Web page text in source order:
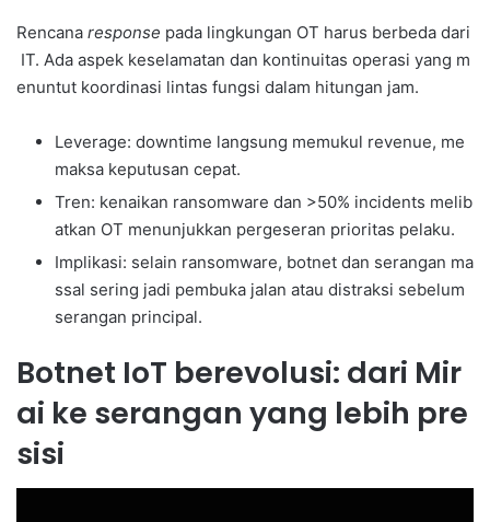
Rencana response pada lingkungan OT harus berbeda dari
IT. Ada aspek keselamatan dan kontinuitas operasi yang m
enuntut koordinasi lintas fungsi dalam hitungan jam.
Leverage: downtime langsung memukul revenue, me
maksa keputusan cepat.
Tren: kenaikan ransomware dan >50% incidents melib
atkan OT menunjukkan pergeseran prioritas pelaku.
Implikasi: selain ransomware, botnet dan serangan ma
ssal sering jadi pembuka jalan atau distraksi sebelum
serangan principal.
Botnet IoT berevolusi: dari Mir
ai ke serangan yang lebih pre
sisi